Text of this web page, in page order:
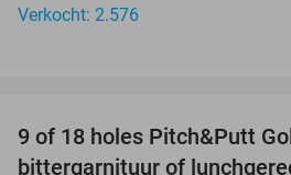
Verkocht: 2.576
9 of 18 holes Pitch&Putt
bittergarnituur of